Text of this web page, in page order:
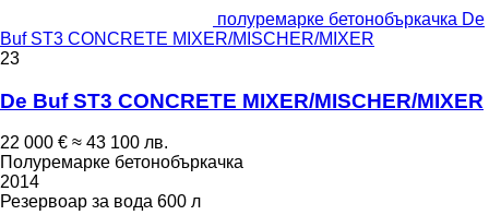
полуремарке бетонобъркачка De
Buf ST3 CONCRETE MIXER/MISCHER/MIXER
23
De Buf ST3 CONCRETE MIXER/MISCHER/MIXER
22 000 € ≈ 43 100 лв.
Полуремарке бетонобъркачка
2014
Резервоар за вода 600 л